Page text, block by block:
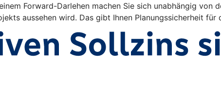
Forward-Darlehen machen Sie sich unabhängig von
aussehen wird. Das gibt Ihnen Planungssicherheit für